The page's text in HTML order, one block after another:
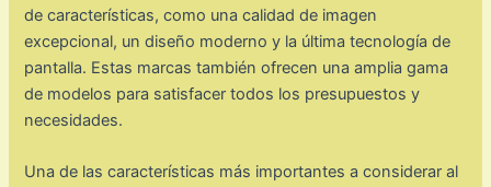
de características, como una calidad de imagen
excepcional, un diseño moderno y la última tecnología de
pantalla. Estas marcas también ofrecen una amplia gama
de modelos para satisfacer todos los presupuestos y
necesidades.
Una de las características más importantes a considerar al